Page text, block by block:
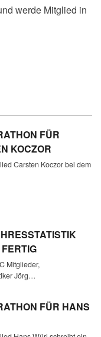
werde Mitglied in
FÜR
KOCZOR
Carsten Koczor bei dem
Mitglieder,
Jörg…
FÜR HANS